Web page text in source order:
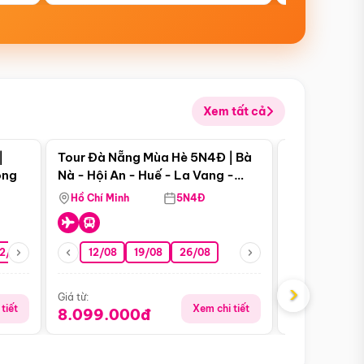
Xem tất cả
08 26/08 05/09 09/09 12/09
tiết
Điểm nổi bật
Tour Đà Nẵng Mùa Hè 5N4Đ | Bà
Nà - Hội An - Huế - La Vang -
Động Thiên Đường
Hồ Chí Minh 5N4Đ
12/08 19/08 26/08
Giá từ:
8.099.000đ Xem chi tiết
Giá từ:
›